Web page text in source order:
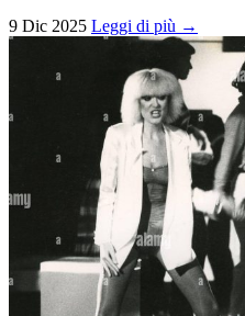
9 Dic 2025 Leggi di più →